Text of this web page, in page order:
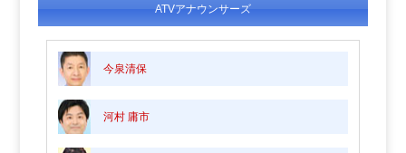
ATVアナウンサーズ
今泉清保
河村 庸市